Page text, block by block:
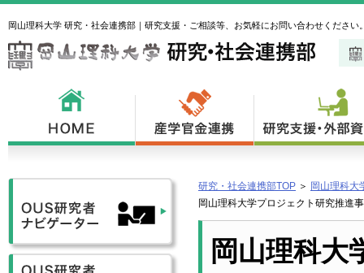
岡山理科大学 研究・社会連携部｜研究支援・ご相談等、お気軽にお問い合わせください
研究・社会連携部TOP ＞ 岡山理科
岡山理科大学プロジェクト研究推進
岡山理科大